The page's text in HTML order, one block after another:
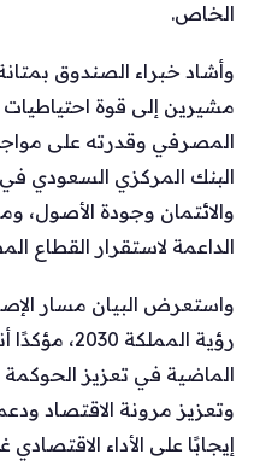
الخاص.
وأشاد خبراء الصندوق
مشيرين إلى قوة
المصرفي وقدرته على
البنك المركزي السعودي
والائتمان وجودة الأصول،
الداعمة لاستقرار القطاع
واستعرض البيان مسار
رؤية
الماضية في تعزيز
وتعزيز مرونة الاقتصاد
إيجابًا على الأداء